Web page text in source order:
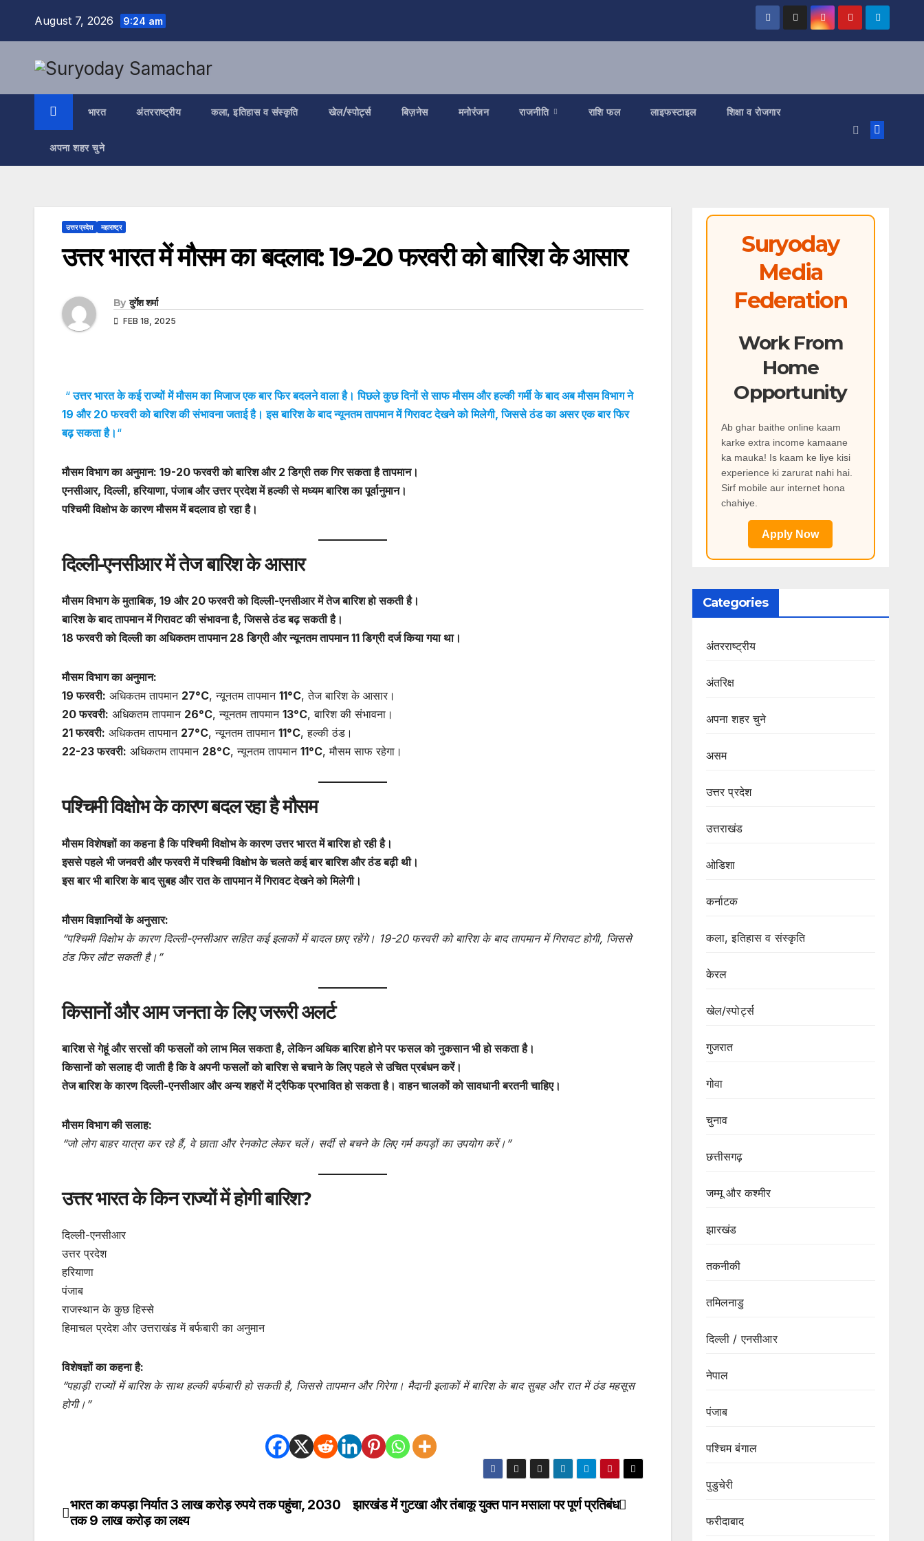
August 7, 2026 9:24 am
भारत अंतरराष्ट्रीय कला, इतिहास व संस्कृति खेल/स्पोर्ट्स बिज़नेस मनोरंजन राजनीति राशि फल लाइफस्टाइल शिक्षा व रोजगार
अपना शहर चुने
उत्तर प्रदेश महाराष्ट्र
उत्तर भारत में मौसम का बदलाव: 19-20 फरवरी को बारिश के आसार
By दुर्गेश शर्मा
FEB 18, 2025
“उत्तर भारत के कई राज्यों में मौसम का मिजाज एक बार फिर बदलने वाला है। पिछले कुछ दिनों से साफ मौसम और हल्की गर्मी के बाद अब मौसम विभाग ने
19 और 20 फरवरी को बारिश की संभावना जताई है। इस बारिश के बाद न्यूनतम तापमान में गिरावट देखने को मिलेगी, जिससे ठंड का असर एक बार फिर
बढ़ सकता है। “
मौसम विभाग का अनुमान: 19-20 फरवरी को बारिश और 2 डिग्री तक गिर सकता है तापमान।
एनसीआर, दिल्ली, हरियाणा, पंजाब और उत्तर प्रदेश में हल्की से मध्यम बारिश का पूर्वानुमान।
पश्चिमी विक्षोभ के कारण मौसम में बदलाव हो रहा है।
दिल्ली-एनसीआर में तेज बारिश के आसार
मौसम विभाग के मुताबिक, 19 और 20 फरवरी को दिल्ली-एनसीआर में तेज बारिश हो सकती है।
बारिश के बाद तापमान में गिरावट की संभावना है, जिससे ठंड बढ़ सकती है।
18 फरवरी को दिल्ली का अधिकतम तापमान 28 डिग्री और न्यूनतम तापमान 11 डिग्री दर्ज किया गया था।
मौसम विभाग का अनुमान:
19 फरवरी: अधिकतम तापमान 27°C, न्यूनतम तापमान 11°C, तेज बारिश के आसार।
20 फरवरी: अधिकतम तापमान 26°C, न्यूनतम तापमान 13°C, बारिश की संभावना।
21 फरवरी: अधिकतम तापमान 27°C, न्यूनतम तापमान 11°C, हल्की ठंड।
22-23 फरवरी: अधिकतम तापमान 28°C, न्यूनतम तापमान 11°C, मौसम साफ रहेगा।
पश्चिमी विक्षोभ के कारण बदल रहा है मौसम
मौसम विशेषज्ञों का कहना है कि पश्चिमी विक्षोभ के कारण उत्तर भारत में बारिश हो रही है।
इससे पहले भी जनवरी और फरवरी में पश्चिमी विक्षोभ के चलते कई बार बारिश और ठंड बढ़ी थी।
इस बार भी बारिश के बाद सुबह और रात के तापमान में गिरावट देखने को मिलेगी।
मौसम विज्ञानियों के अनुसार:
“पश्चिमी विक्षोभ के कारण दिल्ली-एनसीआर सहित कई इलाकों में बादल छाए रहेंगे। 19-20 फरवरी को बारिश के बाद तापमान में गिरावट होगी, जिससे
ठंड फिर लौट सकती है।”
किसानों और आम जनता के लिए जरूरी अलर्ट
बारिश से गेहूं और सरसों की फसलों को लाभ मिल सकता है, लेकिन अधिक बारिश होने पर फसल को नुकसान भी हो सकता है।
किसानों को सलाह दी जाती है कि वे अपनी फसलों को बारिश से बचाने के लिए पहले से उचित प्रबंधन करें।
तेज बारिश के कारण दिल्ली-एनसीआर और अन्य शहरों में ट्रैफिक प्रभावित हो सकता है। वाहन चालकों को सावधानी बरतनी चाहिए।
मौसम विभाग की सलाह:
“जो लोग बाहर यात्रा कर रहे हैं, वे छाता और रेनकोट लेकर चलें। सर्दी से बचने के लिए गर्म कपड़ों का उपयोग करें।”
उत्तर भारत के किन राज्यों में होगी बारिश?
दिल्ली-एनसीआर
उत्तर प्रदेश
हरियाणा
पंजाब
राजस्थान के कुछ हिस्से
हिमाचल प्रदेश और उत्तराखंड में बर्फबारी का अनुमान
विशेषज्ञों का कहना है:
“पहाड़ी राज्यों में बारिश के साथ हल्की बर्फबारी हो सकती है, जिससे तापमान और गिरेगा। मैदानी इलाकों में बारिश के बाद सुबह और रात में ठंड महसूस
होगी।”
Post
झारखंड में गुटखा और तंबाकू युक्त पान मसाला पर पूर्ण प्रतिबंध
भारत का कपड़ा निर्यात 3 लाख करोड़ रुपये तक पहुंचा, 2030
तक 9 लाख करोड़ का लक्ष्य
Suryoday
Media
Federation
Work From
Home
Opportunity
Ab ghar baithe online kaam
karke extra income kamaane
ka mauka! Is kaam ke liye kisi
experience ki zarurat nahi hai.
Sirf mobile aur internet hona
chahiye.
Apply Now
Categories
अंतरराष्ट्रीय
अंतरिक्ष
अपना शहर चुने
असम
उत्तर प्रदेश
उत्तराखंड
ओडिशा
कर्नाटक
कला, इतिहास व संस्कृति
केरल
खेल/स्पोर्ट्स
गुजरात
गोवा
चुनाव
छत्तीसगढ़
जम्मू और कश्मीर
झारखंड
तकनीकी
तमिलनाडु
दिल्ली / एनसीआर
नेपाल
पंजाब
पश्चिम बंगाल
पुडुचेरी
फरीदाबाद